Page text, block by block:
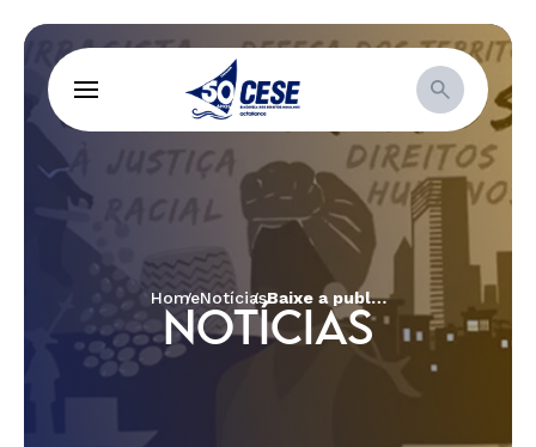
HomeNotícias Baixe a publicação “Fé e Clima: Caminhos de Cuidado com a Casa Comum”
NOTÍCIAS